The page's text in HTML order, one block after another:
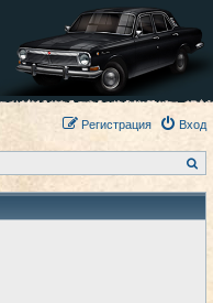
Вход
Регистрация
о
с